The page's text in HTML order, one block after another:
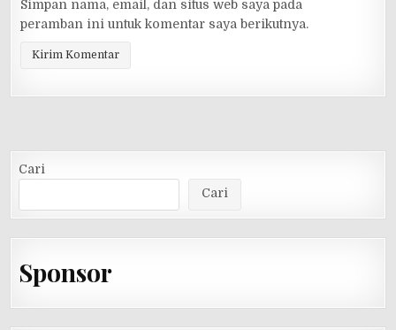
Simpan nama, email, dan situs web saya pada
peramban ini untuk komentar saya berikutnya.
Cari
Cari
Sponsor